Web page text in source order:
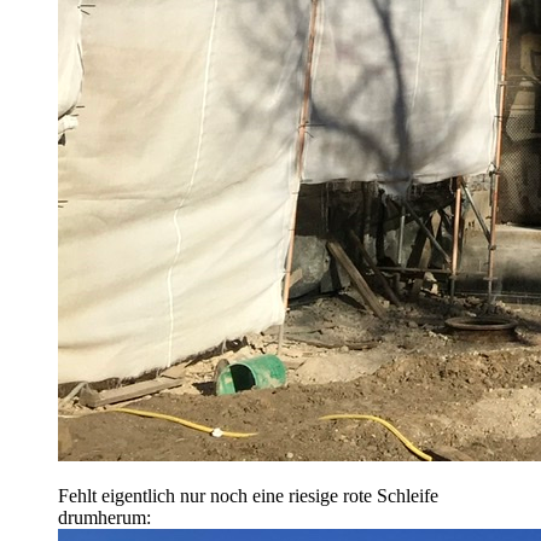
Fehlt eigentlich nur noch eine riesige rote Schleife
drumherum: